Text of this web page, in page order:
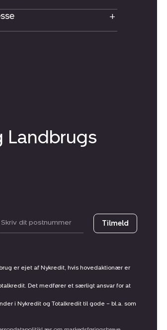
Landbrugs
Postnummer Tilmeld
er ejet af Nykredit, hvis hovedaktionær er
Det medfører et særligt ansvar for at
i Nykredit og Totalkredit til gode – bl.a. som